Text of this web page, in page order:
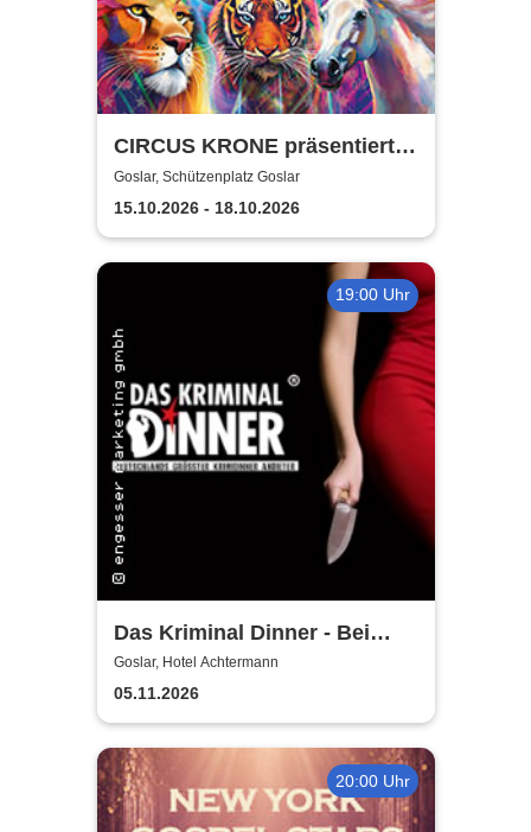
CIRCUS KRONE präsentiert
FARBENSPIEL - Gold Edition
| Goslar
Goslar, Schützenplatz Goslar
15.10.2026 - 18.10.2026
19:00 Uhr
Das Kriminal Dinner - Bei
Aussage: Mord!
Goslar, Hotel Achtermann
05.11.2026
20:00 Uhr